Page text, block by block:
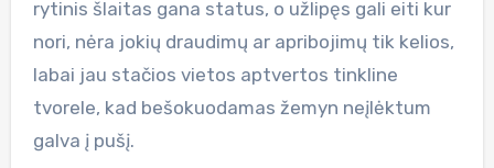
rytinis šlaitas gana status, o užlipęs gali eiti kur
nori, nėra jokių draudimų ar apribojimų tik kelios,
labai jau stačios vietos aptvertos tinkline
tvorele, kad bešokuodamas žemyn neįlėktum
galva į pušį.